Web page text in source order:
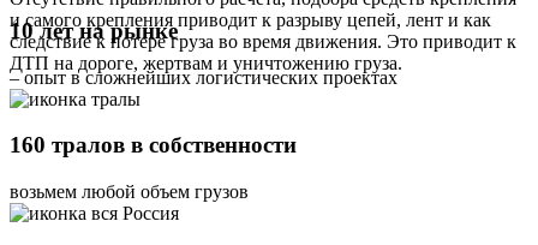
и самого крепления приводит к разрыву цепей, лент и как
следствие к потере груза во время движения. Это приводит к
ДТП на дороге, жертвам и уничтожению груза.
10 лет на рынке
– опыт в сложнейших логистических проектах
160 тралов в собственности
возьмем любой объем грузов